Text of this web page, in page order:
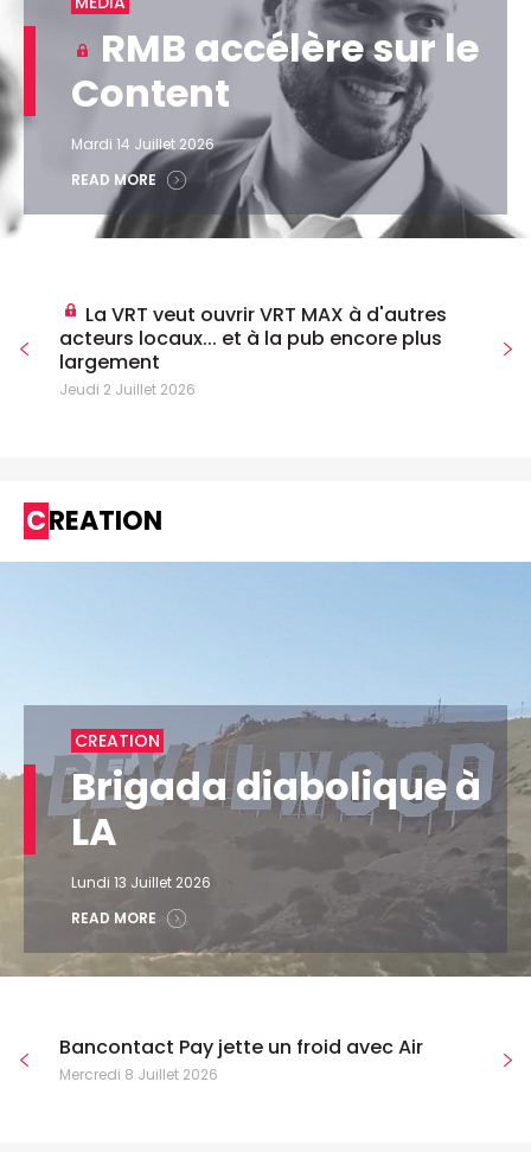
RMB accélère sur le
Content
Mardi 14 Juillet 2026
READ MORE
La VRT veut ouvrir VRT MAX à d'autres
acteurs locaux... et à la pub encore plus
largement
Jeudi 2 Juillet 2026
CREATION
CREATION
Brigada diabolique à
LA
Lundi 13 Juillet 2026
READ MORE
Bancontact Pay jette un froid avec Air
Mercredi 8 Juillet 2026